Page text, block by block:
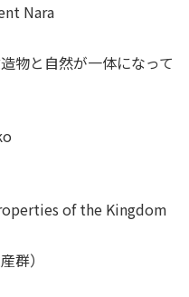
Nara
物と自然が一体になって
of the Kingdom
群）